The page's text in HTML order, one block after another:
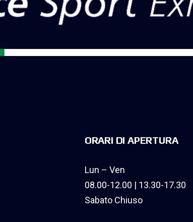
ORARI DI APERTURA
Lun – Ven
08.00-12.00 | 13.30-17.30
Sabato Chiuso